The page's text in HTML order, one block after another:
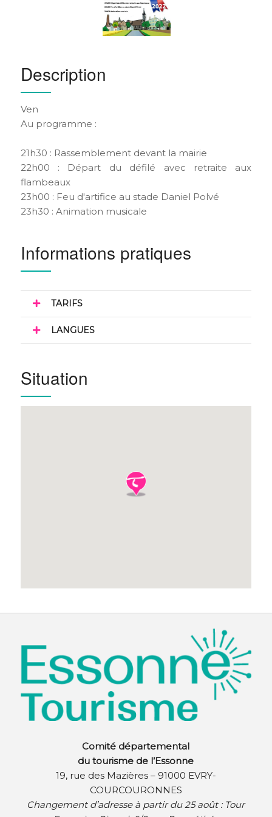
Description
Ven
Au programme :
21h30 : Rassemblement devant la mairie
22h00 : Départ du défilé avec retraite aux
flambeaux
23h00 : Feu d'artifice au stade Daniel Polvé
23h30 : Animation musicale
Informations pratiques
TARIFS
LANGUES
Situation
Comité départemental
du tourisme de l’Essonne
19, rue des Mazières – 91000 EVRY-
COURCOURONNES
Changement d’adresse à partir du 25 août : Tour